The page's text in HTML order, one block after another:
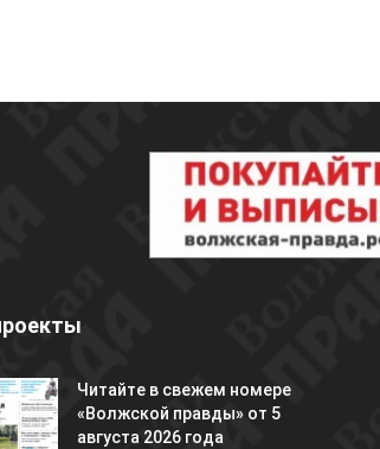
Читайте в свежем номере
«Волжской правды» от 5
августа 2026 года